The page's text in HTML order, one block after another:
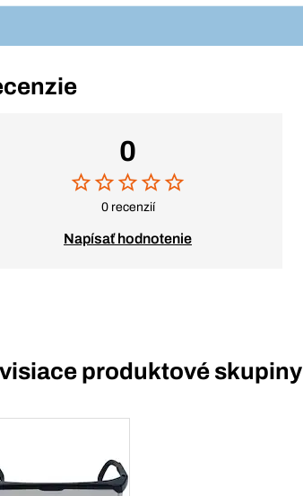
0
0 recenzií
Napísať hodnotenie
produktové skupiny